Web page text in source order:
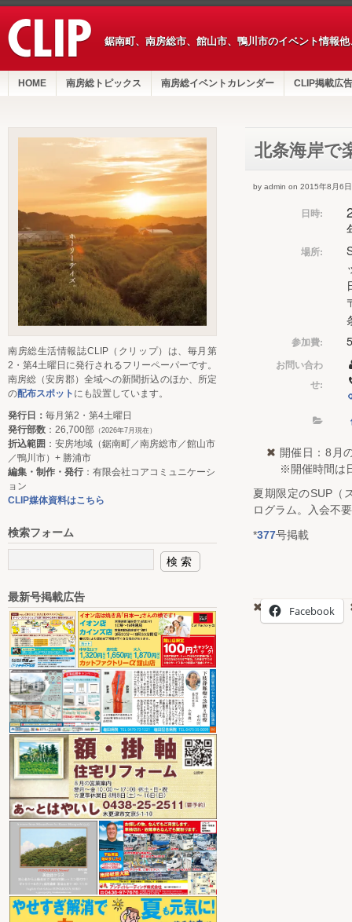
鋸南町、南房総市、館山市、鴨川市のイベント情報
HOME 南房総トピックス 南房総イベントカレンダー CLIP掲載広告
北条海岸で
by admin on 2015年8月6日
日時:
場所:
参加費:
お問い合わ
せ:
開催日：8月
※開催時間は
夏期限定のSUP（
ログラム。入会不
*377号掲載
Facebook
南房総生活情報誌CLIP（クリップ）は、毎月第
2・第4土曜日に発行されるフリーペーパーです。
南房総（安房郡）全域への新聞折込のほか、所定
の配布スポット にも設置しています。
発行日： 毎月第2・第4土曜日
発行部数 ：26,700部 （2026年7月現在）
折込範囲 ：安房地域（鋸南町／南房総市／館山市
／鴨川市）+ 勝浦市
編集・制作・発行：有限会社コアコミュニケーシ
ョン
CLIP媒体資料はこちら
検索フォーム
最新号掲載広告